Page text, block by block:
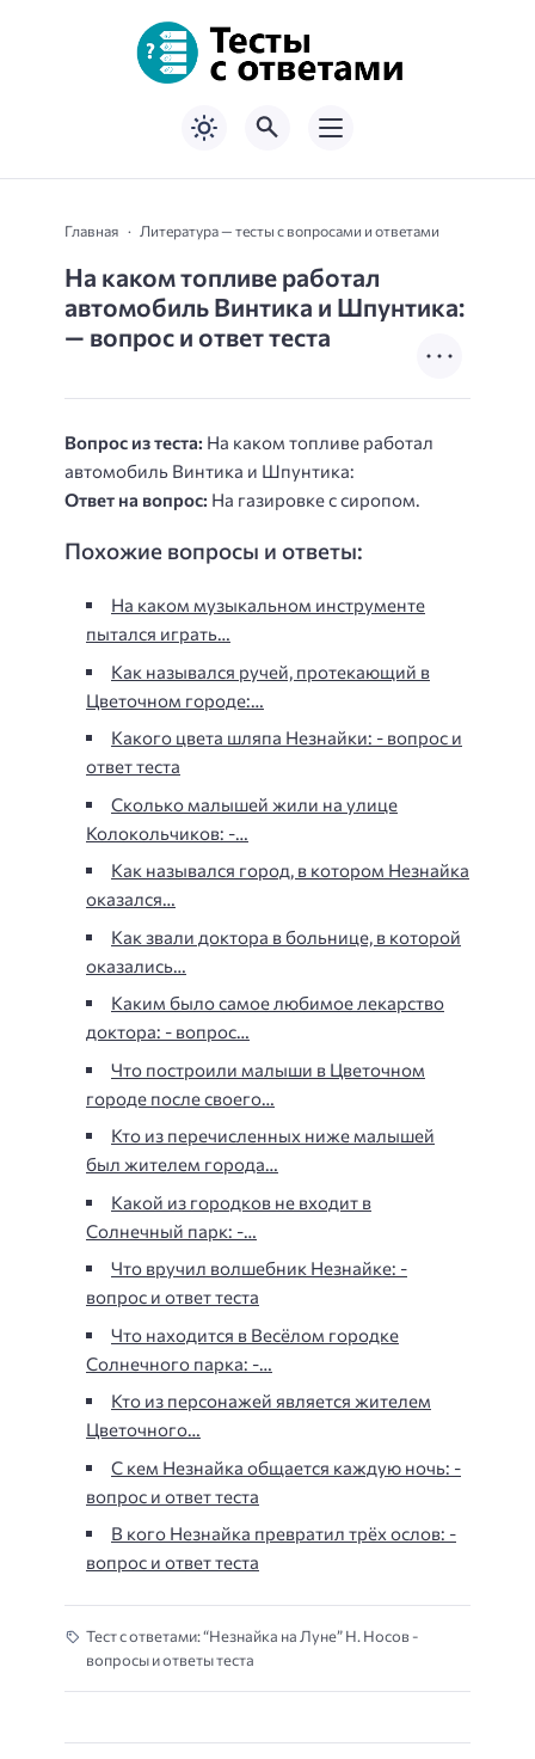
Главная Литература — тесты с вопросами и ответами
На каком топливе работал
автомобиль Винтика и Шпунтика:
— вопрос и ответ теста
Вопрос из теста: На каком топливе работал
автомобиль Винтика и Шпунтика:
Ответ на вопрос: На газировке с сиропом.
Похожие вопросы и ответы:
На каком музыкальном инструменте
пытался играть…
Как назывался ручей, протекающий в
Цветочном городе:…
Какого цвета шляпа Незнайки: - вопрос и
ответ теста
Сколько малышей жили на улице
Колокольчиков: -…
Как назывался город, в котором Незнайка
оказался…
Как звали доктора в больнице, в которой
оказались…
Каким было самое любимое лекарство
доктора: - вопрос…
Что построили малыши в Цветочном
городе после своего…
Кто из перечисленных ниже малышей
был жителем города…
Какой из городков не входит в
Солнечный парк: -…
Что вручил волшебник Незнайке: -
вопрос и ответ теста
Что находится в Весёлом городке
Солнечного парка: -…
Кто из персонажей является жителем
Цветочного…
С кем Незнайка общается каждую ночь: -
вопрос и ответ теста
В кого Незнайка превратил трёх ослов: -
вопрос и ответ теста
Тест с ответами: “Незнайка на Луне” Н. Носов -
вопросы и ответы теста